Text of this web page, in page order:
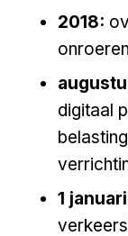
2018:
digitaal
1